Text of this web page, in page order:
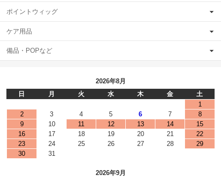
ポイントウィッグ
ケア用品
備品・POPなど
2026年8月
日
月 火 水 木 金
土
1
2
3 4 5 6 7
8
9
10 11 12 13 14
15
16
17 18 19 20 21
22
23
24 25 26 27 28
29
30
31
2026年9月